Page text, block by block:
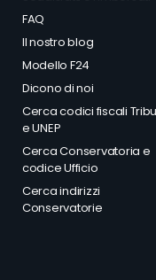
FAQ
Il nostro blog
Modello F24
Dicono di noi
Cerca codici fiscali
e UNEP
Cerca Conservatoria e
codice Ufficio
Cerca indirizzi
Conservatorie